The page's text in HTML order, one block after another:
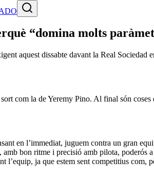
“domina molts
aquest dissabte davant la Real Sociedad
com la de Yeremy Pino. Al final són
en l’immediat, juguem contra un gran
bon ritme i precisió amb pilota, poderós
l’equip, ja que estem sent competitius